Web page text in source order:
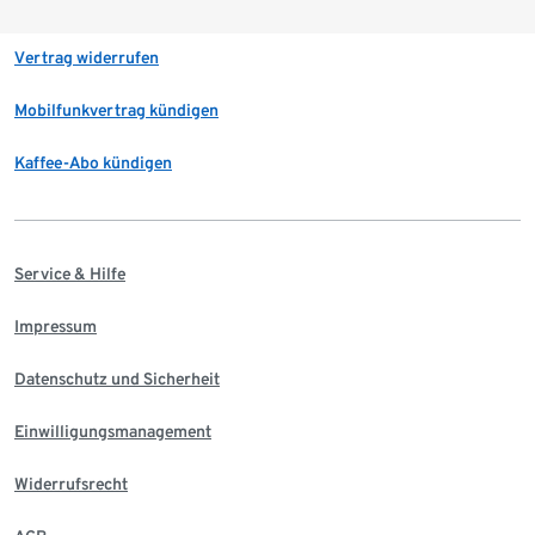
Vertrag widerrufen
Mobilfunkvertrag kündigen
Kaffee-Abo kündigen
Service & Hilfe
Impressum
Datenschutz und Sicherheit
Einwilligungsmanagement
Widerrufsrecht